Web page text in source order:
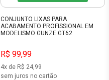
CONJUNTO LIXAS PARA
ACABAMENTO PROFISSIONAL EM
MODELISMO GUNZE GT62
R$ 99,99
4x de R$ 24,99
sem juros no cartão